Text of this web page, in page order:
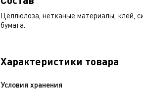
Целлюлоза, нетканые материалы, клей,
бумага.
Характеристики товара
Условия хранения